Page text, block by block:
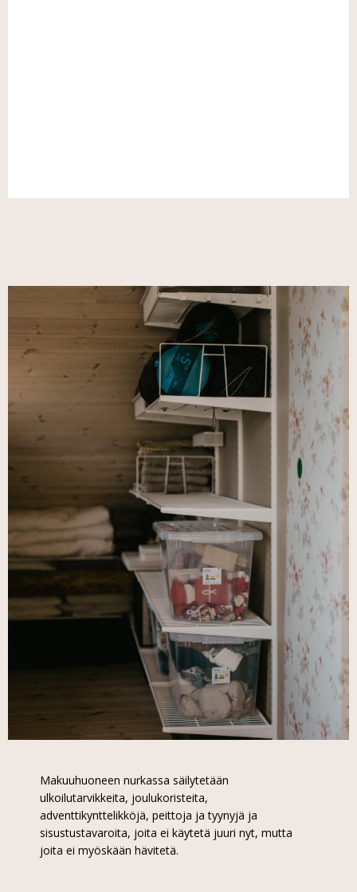
Makuuhuoneen nurkassa säilytetään
ulkoilutarvikkeita, joulukoristeita,
adventtikynttelikköjä, peittoja ja tyynyjä ja
sisustustavaroita, joita ei käytetä juuri nyt, mutta
joita ei myöskään hävitetä.